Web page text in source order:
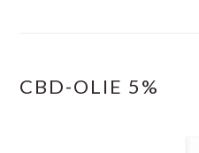
CBD-OLIE 5%